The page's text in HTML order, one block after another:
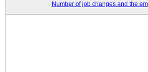
Number of job changes and the